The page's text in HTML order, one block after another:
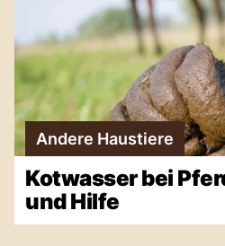
Andere Haustiere
Kotwasser bei
und Hilfe